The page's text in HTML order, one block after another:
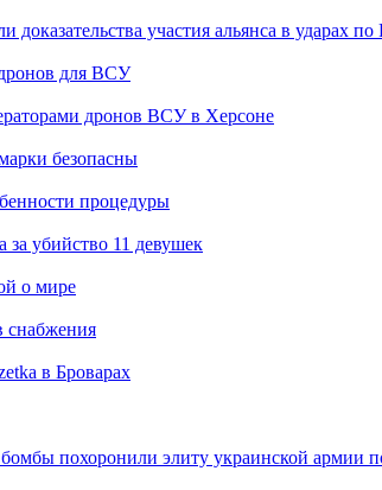
участия альянса в ударах по
дронов для ВСУ
дронов ВСУ в Херсоне
безопасны
процедуры
за убийство 11 девушек
о мире
снабжения
в Броварах
похоронили элиту украинской армии